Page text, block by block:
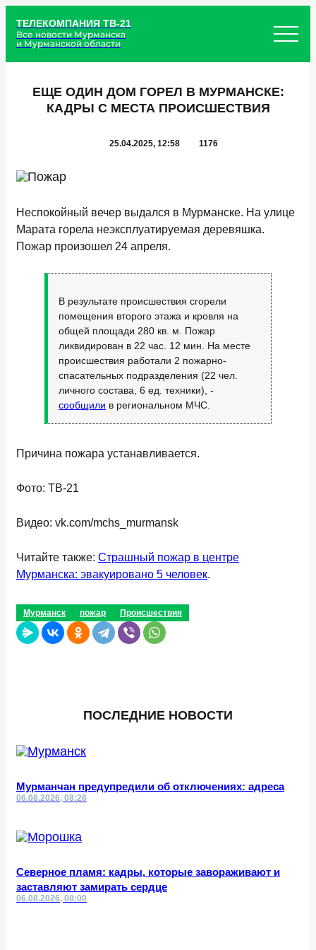
ТЕЛЕКОМПАНИЯ ТВ-21
Все новости Мурманска
и Мурманской области
ЕЩЕ ОДИН ДОМ ГОРЕЛ В МУРМАНСКЕ:
КАДРЫ С МЕСТА ПРОИСШЕСТВИЯ
25.04.2025, 12:58 1176
Неспокойный вечер выдался в Мурманске. На улице
Марата горела неэксплуатируемая деревяшка.
Пожар произошел 24 апреля.
В результате происшествия сгорели
помещения второго этажа и кровля на
общей площади 280 кв. м. Пожар
ликвидирован в 22 час. 12 мин. На месте
происшествия работали 2 пожарно-
спасательных подразделения (22 чел.
личного состава, 6 ед. техники), -
сообщили в региональном МЧС.
Причина пожара устанавливается.
Фото: ТВ-21
Видео: vk.com/mchs_murmansk
Читайте также: Страшный пожар в центре
Мурманска: эвакуировано 5 человек.
Мурманск пожар Происшествия
ПОСЛЕДНИЕ НОВОСТИ
Мурманчан предупредили об отключениях: адреса
06.08.2026, 08:26
Северное пламя: кадры, которые завораживают и
заставляют замирать сердце
06.08.2026, 08:00